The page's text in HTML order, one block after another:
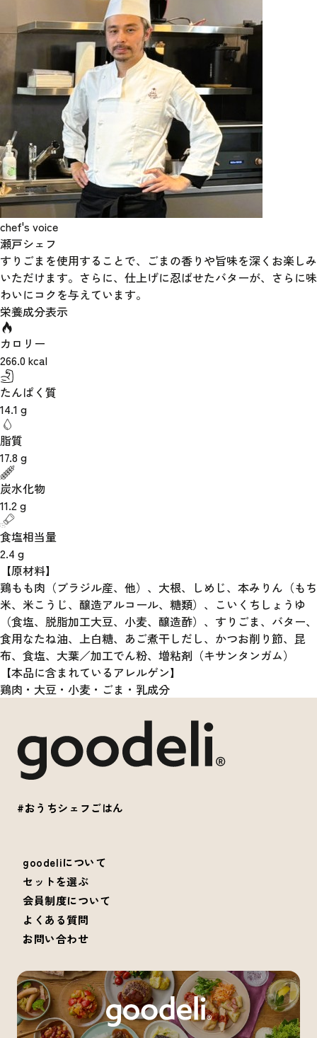
chef's voice
瀬戸シェフ
すりごまを使用することで、ごまの香りや旨味を深くお楽しみ
いただけます。さらに、仕上げに忍ばせたバターが、さらに味
わいにコクを与えています。
栄養成分表示
カロリー
266.0kcal
たんぱく質
14.1 g
脂質
17.8 g
炭水化物
11.2g
食塩相当量
2.4 g
【原材料】
鶏もも肉（ブラジル産、他）、大根、しめじ、本みりん（もち
米、米こうじ、醸造アルコール、糖類）、こいくちしょうゆ
（食塩、脱脂加工大豆、小麦、醸造酢）、すりごま、バター、
食用なたね油、上白糖、あご煮干しだし、かつお削り節、昆
布、食塩、大葉／加工でん粉、増粘剤（キサンタンガム）
【本品に含まれているアレルゲン】
鶏肉・大豆・小麦・ごま・乳成分
#おうちシェフごはん
goodeliについて
セットを選ぶ
会員制度について
よくある質問
お問い合わせ